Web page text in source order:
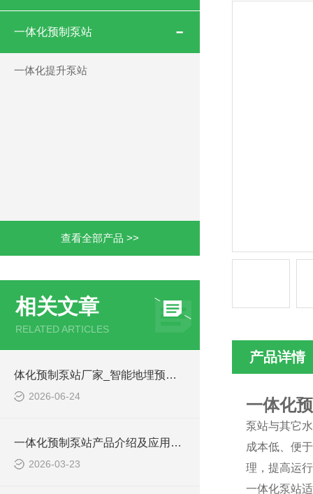
一体化预制泵站
一体化提升泵站
查看全部产品 >>
相关文章
RELATED ARTICLES
体化预制泵站厂家_智能地埋预制泵站-凌科环保
2026-06-24
一体化预制泵站产品介绍及应用范围
2026-03-23
产品详情
一体化
泵站与其它
成本低、便
理，提高运
一体化泵站